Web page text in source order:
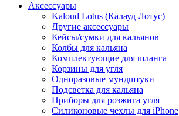
Аксессуары
Kaloud Lotus (Калауд Лотус)
Другие аксессуары
Кейсы/сумки для кальянов
Колбы для кальяна
Комплектующие для шланга
Корзины для угля
Одноразовые мундштуки
Подсветка для кальяна
Приборы для розжига угля
Силиконовые чехлы для iPhone